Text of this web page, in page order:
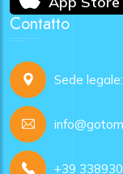
Contatto
Sede
+39